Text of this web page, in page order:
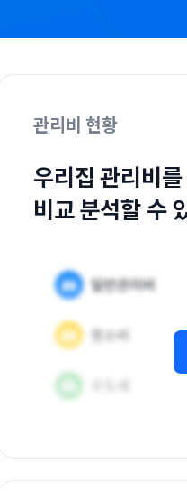
관리비 현황
우리집 관리비
비교 분석할 수